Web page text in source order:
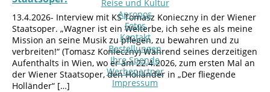
Reise und Kultur
Apropos
Fotos
Kontakt
Bestellungen
Ihre Spende
Werbepartner
Impressum
13.4.2026- Interview mit KS Tomasz Konieczny in der Wiener
Staatsoper. „Wagner ist ein Welterbe, ich sehe es als meine
Mission an seine Musik zu pflegen, zu bewahren und zu
verbreiten!“ (Tomasz Konieczny) Während seines derzeitigen
Aufenthalts in Wien, wo er am 22.4.2026, zum ersten Mal an
der Wiener Staatsoper, den Holländer in „Der fliegende
Holländer“ […]